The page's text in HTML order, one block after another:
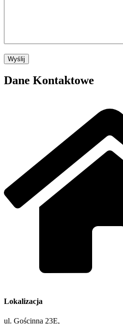
Dane Kontaktowe
Lokalizacja
ul. Gościnna 23E,